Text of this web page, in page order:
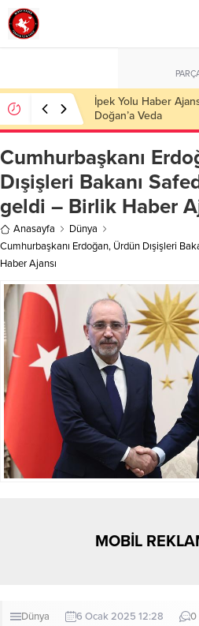
Başkan Nihat Öztürk,
Misafir Oldu
Cumhurbaşkanı
Dışişleri Bakanı
geldi – Birlik Haber
Anasayfa
Dünya
Cumhurbaşkanı Erdoğan, Ürdün Dışişleri
Haber Ajansı
MOBİL
Dünya 6 Ocak 2025 12:28 0